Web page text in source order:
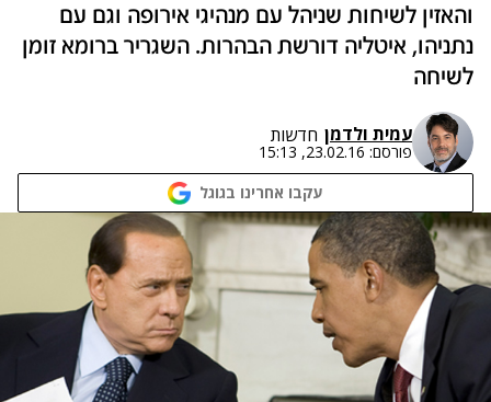
והאזין לשיחות שניהל עם מנהיגי אירופה וגם עם
נתניהו, איטליה דורשת הבהרות. השגריר ברומא זומן
לשיחה
עמית ולדמן חדשות
פורסם: 23.02.16, 15:13
עקבו אחרינו בגוגל